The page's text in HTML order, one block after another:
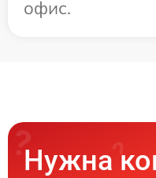
офис.
Нужна